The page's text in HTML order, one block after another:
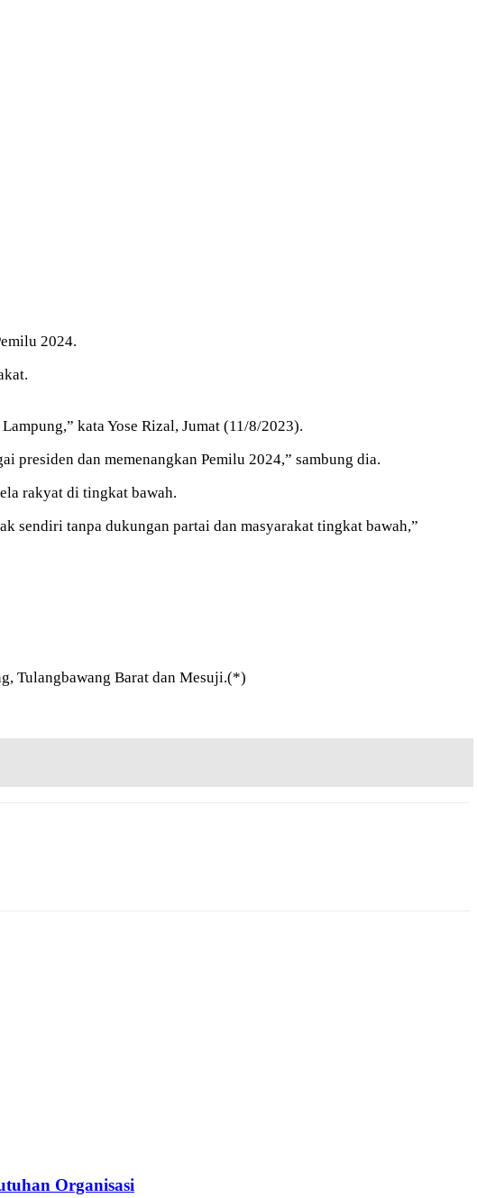
2024.
kata Yose Rizal, Jumat (11/8/2023).
presiden dan memenangkan Pemilu 2024,” sambung dia.
rakyat di tingkat bawah.
sendiri tanpa dukungan partai dan masyarakat tingkat bawah,”
Tulangbawang Barat dan Mesuji.(*)
Organisasi